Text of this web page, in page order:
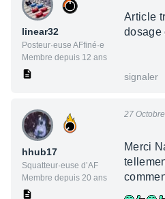
linear32
Posteur·euse AFfiné·e
Membre depuis 12 ans
Article
dosage
signaler
hhub17
Squatteur·euse d’AF
Membre depuis 20 ans
27
Merci